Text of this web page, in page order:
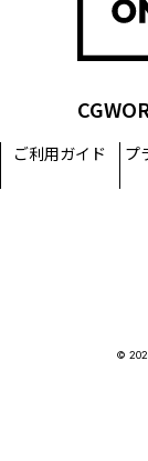
ご利用ガイド
プ
©